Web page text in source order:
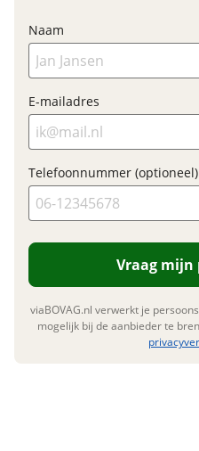
Financieel
Prijs
BTW/marge
Bijtellingspercentage
Nieuwprijs
Garanties
BOVAG Garantie
Nieuwe accu
Inbegrepen
Meerprijs
€ 0,-
Wat is een nieuwe accu?
Naam
E-mailadres
Telefoonnummer (optioneel)
Vraag
viaBOVAG.nl verwerkt je
mogelijk bij de aanbieder te